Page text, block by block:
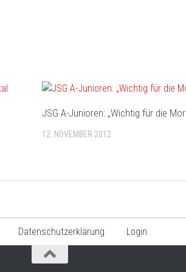
JSG A-Junioren: „Wichtig für die
12. NOVEMBER 2012
Datenschutzerklärung Login